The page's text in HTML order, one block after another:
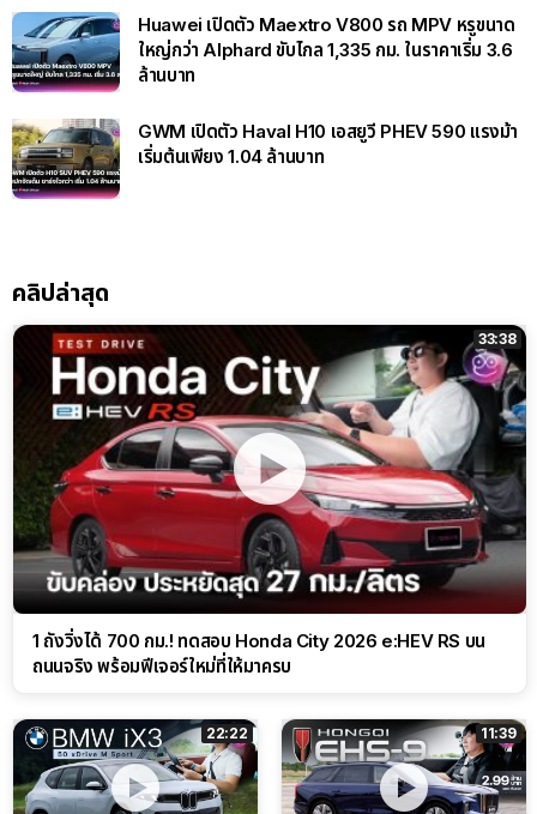
Huawei เปิดตัว Maextro V800 รถ MPV หรูขนาด
ใหญ่กว่า Alphard ขับไกล 1,335 กม. ในราคาเริ่ม 3.6
ล้านบาท
GWM เปิดตัว Haval H10 เอสยูวี PHEV 590 แรงม้า
เริ่มต้นเพียง 1.04 ล้านบาท
คลิปล่าสุด
33:38
1 ถังวิ่งได้ 700 กม.! ทดสอบ Honda City 2026 e:HEV RS บน
ถนนจริง พร้อมฟีเจอร์ใหม่ที่ให้มาครบ
22:22 11:39